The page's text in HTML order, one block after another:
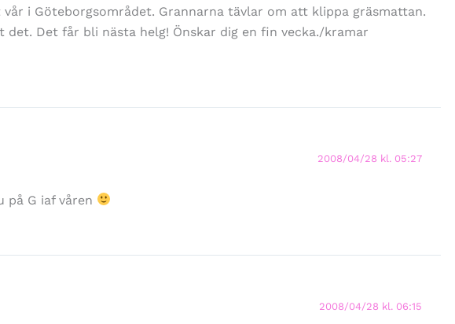
i Göteborgsområdet. Grannarna tävlar om att klippa gräsmattan.
det. Det får bli nästa helg! Önskar dig en fin vecka./kramar
2008/04/28 kl. 05:27
på G iaf våren
2008/04/28 kl. 06:15